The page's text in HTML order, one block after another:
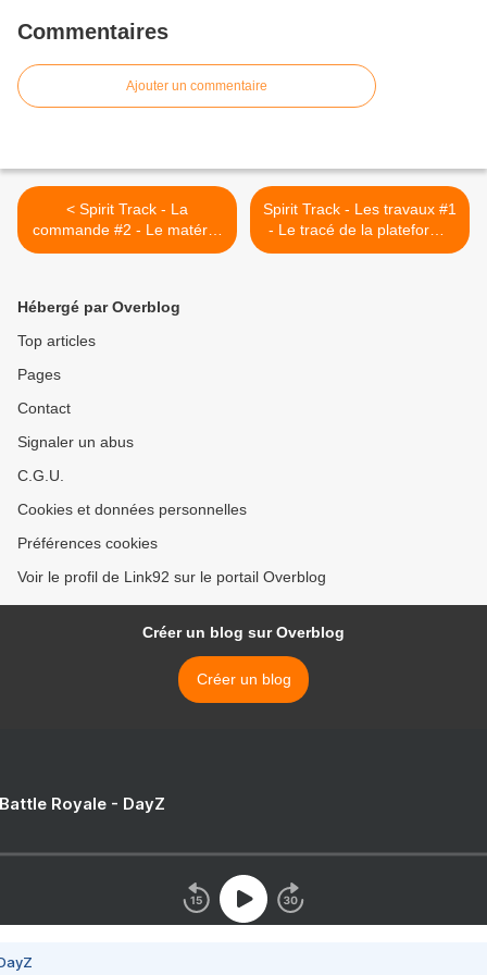
Commentaires
Ajouter un commentaire
< Spirit Track - La
commande #2 - Le matériel
roulant (17)
Spirit Track - Les travaux #1
- Le tracé de la plateforme
(19) >
Hébergé par Overblog
Top articles
Pages
Contact
Signaler un abus
C.G.U.
Cookies et données personnelles
Préférences cookies
Voir le profil de Link92 sur le portail Overblog
Créer un blog sur Overblog
Créer un blog
Royale - DayZ